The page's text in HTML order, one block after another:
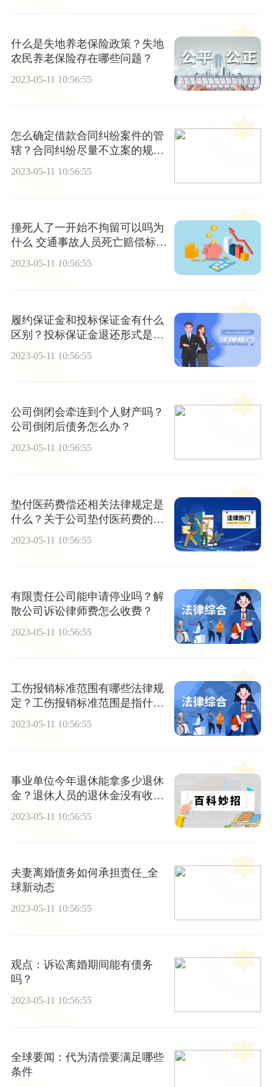
什么是失地养老保险政策？失地
农民养老保险存在哪些问题？
2023-05-11 10:56:55
怎么确定借款合同纠纷案件的管
辖？合同纠纷尽量不立案的规
定?
2023-05-11 10:56:55
撞死人了一开始不拘留可以吗为
什么 交通事故人员死亡赔偿标准
一般是指什么？
2023-05-11 10:56:55
履约保证金和投标保证金有什么
区别？投标保证金退还形式是什
2023-05-11 10:56:55
公司倒闭会牵连到个人财产吗？
公司倒闭后债务怎么办？
2023-05-11 10:56:55
垫付医药费偿还相关法律规定是
什么？关于公司垫付医药费的是
2023-05-11 10:56:55
有限责任公司能申请停业吗？解
散公司诉讼律师费怎么收费？
2023-05-11 10:56:55
工伤报销标准范围有哪些法律规
定？工伤报销标准范围是指什
么？
2023-05-11 10:56:55
事业单位今年退休能拿多少退休
金？退休人员的退休金没有收到
2023-05-11 10:56:55
夫妻离婚债务如何承担责任_全
球新动态
2023-05-11 10:56:55
观点：诉讼离婚期间能有债务
吗？
2023-05-11 10:56:55
全球要闻：代为清偿要满足哪些
条件